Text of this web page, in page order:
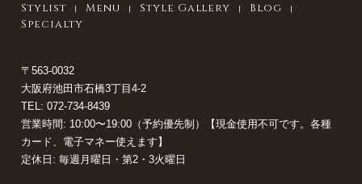
Stylist Menu Style Gallery
Blog
Specialty
〒563-0032
大阪府池田市石橋3丁目4-2
TEL: 072-734-8439
営業時間: 10:00〜19:00（予約優先制）【現金使用不可です。各種
カード、電子マネー使えます】
定休日: 毎週月曜日・第2・3火曜日